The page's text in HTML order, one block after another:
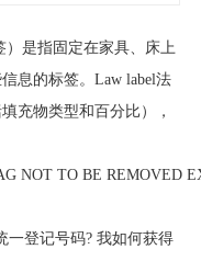
）是指固定在家具、床上
息的标签。Law label法
充物类型和百分比），
NOT TO BE REMOVED
一登记号码? 我如何获得